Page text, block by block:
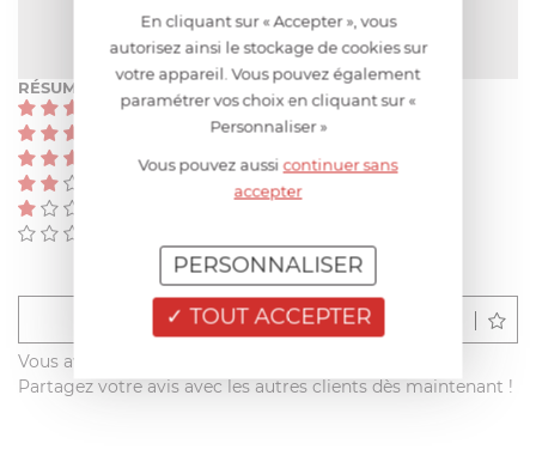
Pas encore de note
RÉSUMÉ
(0)
(0)
Déposer un avis
Vous avez acheté ce produit sur francisbatt.com ?
Partagez votre avis avec les autres clients dès maintenant !
En cliquant sur « Accepter », vous
autorisez ainsi le stockage de cookies sur
votre appareil. Vous pouvez également
paramétrer vos choix en cliquant sur «
Personnaliser »
Vous pouvez aussicontinuer sans
accepter
TOUT ACCEPTER
PERSONNALISER